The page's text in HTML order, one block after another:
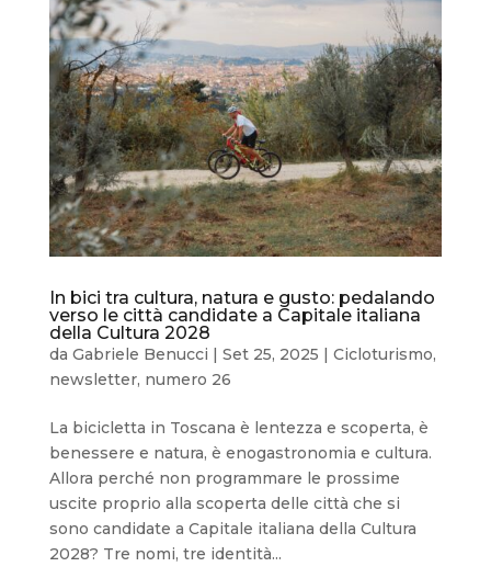
In bici tra cultura, natura e gusto: pedalando
verso le città candidate a Capitale italiana
della Cultura 2028
da Gabriele Benucci | Set 25, 2025 | Cicloturismo,
newsletter, numero 26
La bicicletta in Toscana è lentezza e scoperta, è
benessere e natura, è enogastronomia e cultura.
Allora perché non programmare le prossime
uscite proprio alla scoperta delle città che si
sono candidate a Capitale italiana della Cultura
2028? Tre nomi, tre identità...